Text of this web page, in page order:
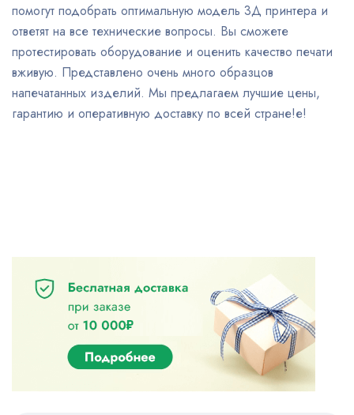
помогут подобрать оптимальную модель 3Д принтера и
ответят на все технические вопросы. Вы сможете
протестировать оборудование и оценить качество печати
вживую. Представлено очень много образцов
напечатанных изделий. Мы предлагаем лучшие цены,
гарантию и оперативную доставку по всей стране!е!